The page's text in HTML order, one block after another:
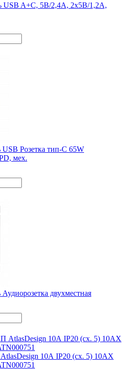
USB A+С, 5В/2,4А, 2х5В/1,2А,
Розетка тип-C 65W
мех.
двухместная
10А IP20 (сх. 5) 10AX